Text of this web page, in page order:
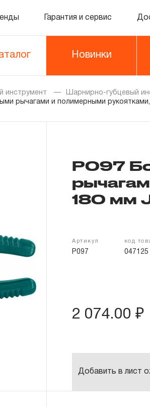
Гарантия и сервис
Новинки
инструмент Шарнирно-губцевый
рычагами и полимерными
P097
180 мм
Артикул
P097
код
047125
2 074.00 ₽
Добавить в лист